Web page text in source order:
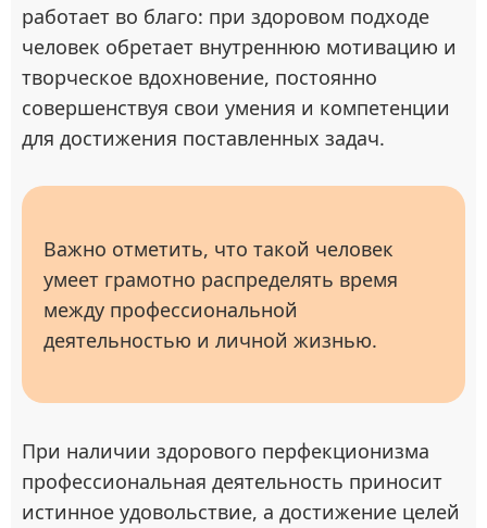
работает во благо: при здоровом подходе
человек обретает внутреннюю мотивацию и
творческое вдохновение, постоянно
совершенствуя свои умения и компетенции
для достижения поставленных задач.
Важно отметить, что такой человек
умеет грамотно распределять время
между профессиональной
деятельностью и личной жизнью.
При наличии здорового перфекционизма
профессиональная деятельность приносит
истинное удовольствие, а достижение целей